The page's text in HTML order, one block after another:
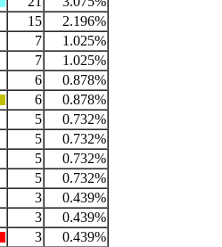
15
2.196%
7
1.025%
7
1.025%
6
0.878%
6
0.878%
5
0.732%
5
0.732%
5
0.732%
5
0.732%
3
0.439%
3
0.439%
3
0.439%